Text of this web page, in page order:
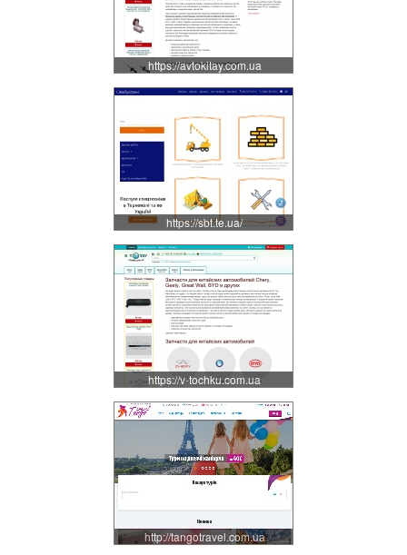
https://avtokitay.com.ua
https://sbt.te.ua/
https://v-tochku.com.ua
http://tangotravel.com.ua